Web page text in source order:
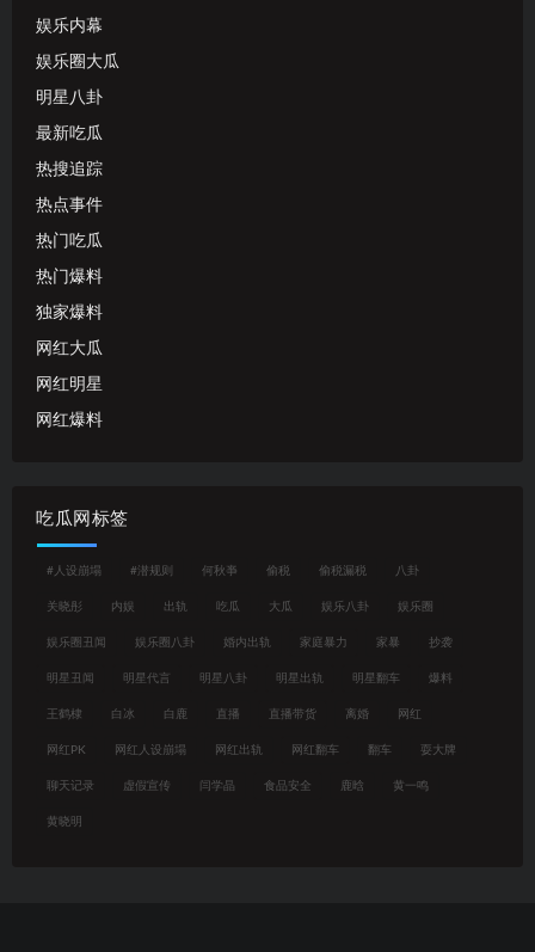
娱乐内幕
娱乐圈大瓜
明星八卦
最新吃瓜
热搜追踪
热点事件
热门吃瓜
热门爆料
独家爆料
网红大瓜
网红明星
网红爆料
吃瓜网标签
#人设崩塌 #潜规则 何秋亊 偷税 偷税漏税 八卦
关晓彤 内娱 出轨 吃瓜 大瓜 娱乐八卦 娱乐圈
娱乐圈丑闻 娱乐圈八卦 婚内出轨 家庭暴力 家暴 抄袭
明星丑闻 明星代言 明星八卦 明星出轨 明星翻车 爆料
王鹤棣 白冰 白鹿 直播 直播带货 离婚 网红
网红PK 网红人设崩塌 网红出轨 网红翻车 翻车 耍大牌
聊天记录 虚假宣传 闫学晶 食品安全 鹿晗 黄一鸣
黄晓明